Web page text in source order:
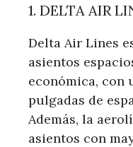
1. DELTA AIR
Delta Air Lines
asientos
económica, con
pulgadas de
Además, la
asientos con